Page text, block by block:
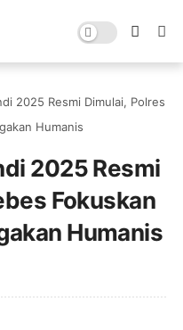
2025 Resmi Dimulai, Polres
Humanis
2025 Resmi
Fokuskan
Humanis